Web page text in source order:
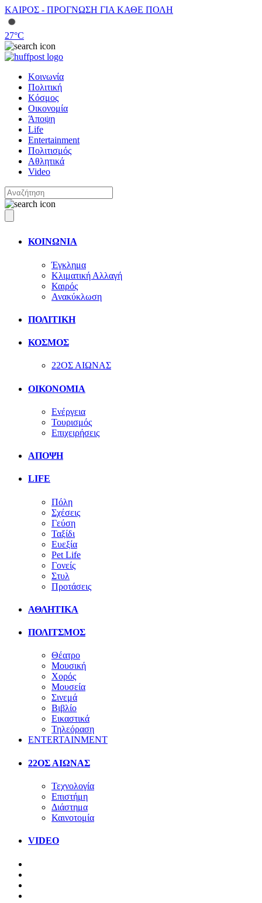
ΚΑΙΡΟΣ - ΠΡΟΓΝΩΣΗ ΓΙΑ ΚΑΘΕ ΠΟΛΗ
27°C
Κοινωνία
Πολιτική
Κόσμος
Οικονομία
Άποψη
Life
Entertainment
Πολιτισμός
Αθλητικά
Video
ΚΟΙΝΩΝΙΑ
Έγκλημα
Κλιματική Αλλαγή
Καιρός
Ανακύκλωση
ΠΟΛΙΤΙΚΗ
ΚΟΣΜΟΣ
22ΟΣ ΑΙΩΝΑΣ
ΟΙΚΟΝΟΜΙΑ
Ενέργεια
Τουρισμός
Επιχειρήσεις
ΑΠΟΨΗ
LIFE
Πόλη
Σχέσεις
Γεύση
Ταξίδι
Ευεξία
Pet Life
Γονείς
Στυλ
Προτάσεις
ΑΘΛΗΤΙΚΑ
ΠΟΛΙΤΣΜΟΣ
Θέατρο
Μουσική
Χορός
Μουσεία
Σινεμά
Βιβλίο
Εικαστικά
Τηλεόραση
ENTERTAINMENT
22ΟΣ ΑΙΩΝΑΣ
Τεχνολογία
Επιστήμη
Διάστημα
Καινοτομία
VIDEO